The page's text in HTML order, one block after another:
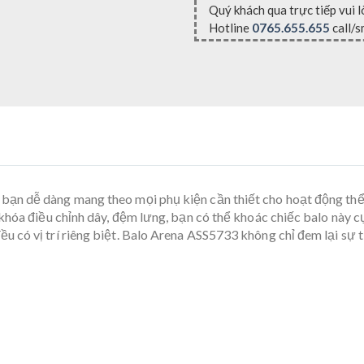
Quý khách qua trực tiếp vui
Hotline 0765.655.655 call/
dễ dàng mang theo mọi phụ kiện cần thiết cho hoạt động
điều chỉnh dây, đệm lưng, bạn có thể khoác chiếc balo này
có vị trí riêng biệt. Balo Arena ASS5733 không chỉ đem lại sự